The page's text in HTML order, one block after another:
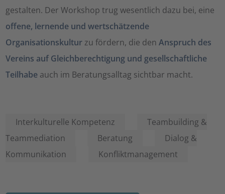
gestalten. Der Workshop trug wesentlich dazu bei, eine
offene, lernende und wertschätzende
Organisationskultur zu fördern, die denAnspruch des
Vereins auf Gleichberechtigung und gesellschaftliche
Teilhabe auch im Beratungsalltag sichtbar macht.
Interkulturelle Kompetenz
Teambuilding &
Teammediation
Beratung
Dialog &
Kommunikation
Konfliktmanagement